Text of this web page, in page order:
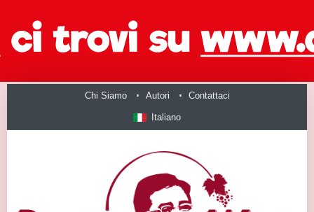
Chi Siamo Autori Contattaci
Italiano